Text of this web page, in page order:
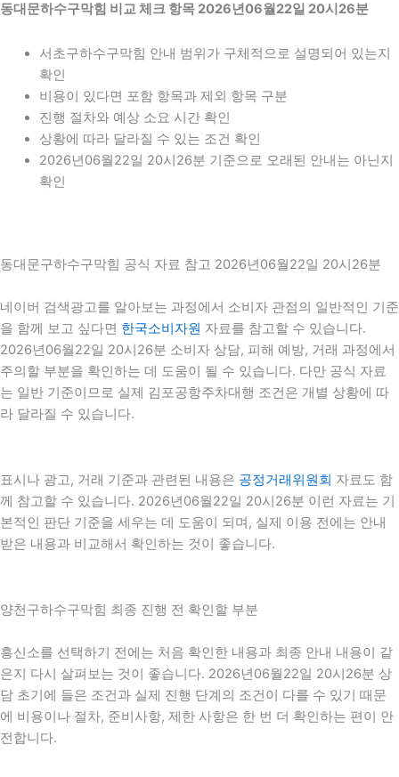
동대문하수구막힘 비교 체크 항목 2026년06월22일 20시26분
서초구하수구막힘 안내 범위가 구체적으로 설명되어 있는지
확인
비용이 있다면 포함 항목과 제외 항목 구분
진행 절차와 예상 소요 시간 확인
상황에 따라 달라질 수 있는 조건 확인
2026년06월22일 20시26분 기준으로 오래된 안내는 아닌지
확인
동대문구하수구막힘 공식 자료 참고 2026년06월22일 20시26분
네이버 검색광고를 알아보는 과정에서 소비자 관점의 일반적인 기준
을 함께 보고 싶다면 한국소비자원 자료를 참고할 수 있습니다.
2026년06월22일 20시26분 소비자 상담, 피해 예방, 거래 과정에서
주의할 부분을 확인하는 데 도움이 될 수 있습니다. 다만 공식 자료
는 일반 기준이므로 실제 김포공항주차대행 조건은 개별 상황에 따
라 달라질 수 있습니다.
표시나 광고, 거래 기준과 관련된 내용은 공정거래위원회 자료도 함
께 참고할 수 있습니다. 2026년06월22일 20시26분 이런 자료는 기
본적인 판단 기준을 세우는 데 도움이 되며, 실제 이용 전에는 안내
받은 내용과 비교해서 확인하는 것이 좋습니다.
양천구하수구막힘 최종 진행 전 확인할 부분
흥신소를 선택하기 전에는 처음 확인한 내용과 최종 안내 내용이 같
은지 다시 살펴보는 것이 좋습니다. 2026년06월22일 20시26분 상
담 초기에 들은 조건과 실제 진행 단계의 조건이 다를 수 있기 때문
에 비용이나 절차, 준비사항, 제한 사항은 한 번 더 확인하는 편이 안
전합니다.